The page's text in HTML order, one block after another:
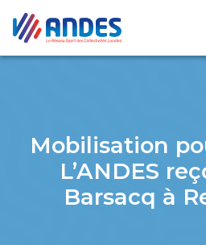
Mobilisation
L’ANDES
Barsacq à